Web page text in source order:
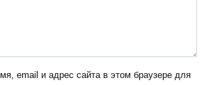
email и адрес сайта в этом браузере для